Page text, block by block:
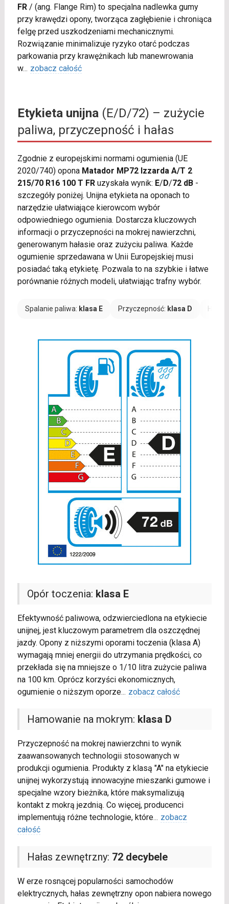
FR/ (ang. Flange Rim) to specjalna nadlewka gumy
przy krawędzi opony, tworząca zagłębienie i chroniąca
felgę przed uszkodzeniami mechanicznymi.
Rozwiązanie minimalizuje ryzyko otarć podczas
parkowania przy krawężnikach lub manewrowania
w... zobacz całość
Etykieta unijna(E/D/72) – zużycie
paliwa, przyczepność i hałas
Zgodnie z europejskimi normami ogumienia (UE
2020/740) opona Matador MP72 Izzarda A/T 2
215/70 R16 100 T FRuzyskała wynik: E/D/72 dB-
szczegóły poniżej. Unijna etykieta na oponach to
narzędzie ułatwiające kierowcom wybór
odpowiedniego ogumienia. Dostarcza kluczowych
informacji o przyczepności na mokrej nawierzchni,
generowanym hałasie oraz zużyciu paliwa. Każde
ogumienie sprzedawana w Unii Europejskiej musi
posiadać taką etykietę. Pozwala to na szybkie i łatwe
porównanie różnych modeli, ułatwiając trafny wybór.
Spalanie paliwa: klasa E Przyczepność: klasa D Hałas:
Opór toczenia: klasa E
Efektywność paliwowa, odzwierciedlona na etykiecie
unijnej, jest kluczowym parametrem dla oszczędnej
jazdy. Opony z niższymi oporami toczenia (klasa A)
wymagają mniej energii do utrzymania prędkości, co
przekłada się na mniejsze o 1/10 litra zużycie paliwa
na 100 km. Oprócz korzyści ekonomicznych,
ogumienie o niższym oporze... zobacz całość
Hamowanie na mokrym: klasa D
Przyczepność na mokrej nawierzchni to wynik
zaawansowanych technologii stosowanych w
produkcji ogumienia. Produkty z klasą "A" na etykiecie
unijnej wykorzystują innowacyjne mieszanki gumowe i
specjalne wzory bieżnika, które maksymalizują
kontakt z mokrą jezdnią. Co więcej, producenci
implementują różne technologie, które... zobacz
całość
Hałas zewnętrzny: 72 decybele
W erze rosnącej popularności samochodów
elektrycznych, hałas zewnętrzny opon nabiera nowego